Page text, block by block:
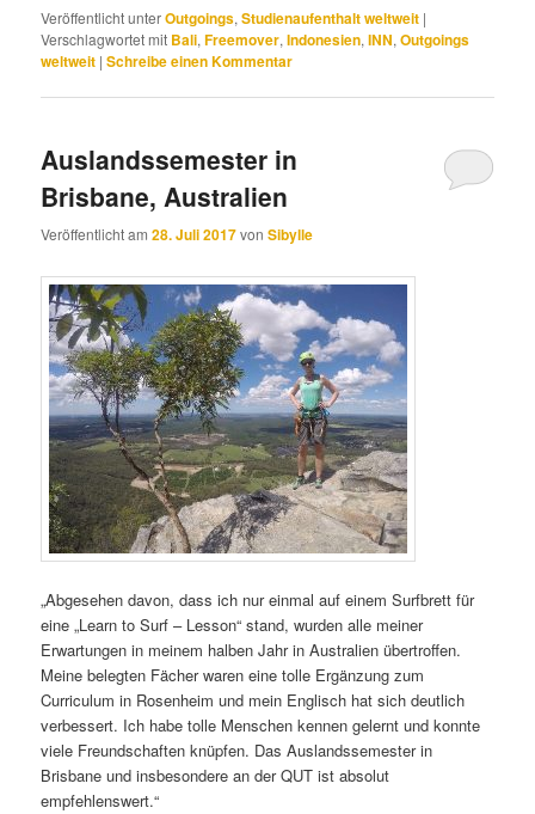
Veröffentlicht unterOutgoings,Studienaufenthalt weltweit |
Verschlagwortet mit Bali,Freemover,Indonesien,INN,Outgoings
weltweit |Schreibe einen Kommentar
Auslandssemester in
Brisbane, Australien
Veröffentlicht am28. Juli 2017vonSibylle
„Abgesehen davon, dass ich nur einmal auf einem Surfbrett für
eine „Learn to Surf – Lesson“ stand, wurden alle meiner
Erwartungen in meinem halben Jahr in Australien übertroffen.
Meine belegten Fächer waren eine tolle Ergänzung zum
Curriculum in Rosenheim und mein Englisch hat sich deutlich
verbessert. Ich habe tolle Menschen kennen gelernt und konnte
viele Freundschaften knüpfen. Das Auslandssemester in
Brisbane und insbesondere an der QUT ist absolut
empfehlenswert.“